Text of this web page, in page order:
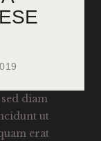
diam
ut
erat